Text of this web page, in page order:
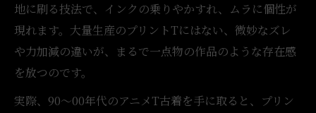
地に刷る技法で、インクの乗りやかすれ、ムラに個性が
現れます。大量生産のプリントTにはない、微妙なズレ
や力加減の違いが、まるで一点物の作品のような存在感
を放つのです。
実際、90〜00年代のアニメT古着を手に取ると、プリン